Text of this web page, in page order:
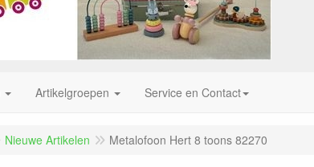
Artikelgroepen Service en Contact
Nieuwe Artikelen Metalofoon Hert 8 toons 82270